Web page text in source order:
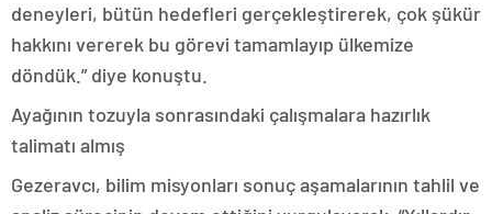
deneyleri, bütün hedefleri gerçekleştirerek, çok şükür
hakkını vererek bu görevi tamamlayıp ülkemize
döndük.” diye konuştu.
Ayağının tozuyla sonrasındaki çalışmalara hazırlık
talimatı almış
Gezeravcı, bilim misyonları sonuç aşamalarının tahlil ve